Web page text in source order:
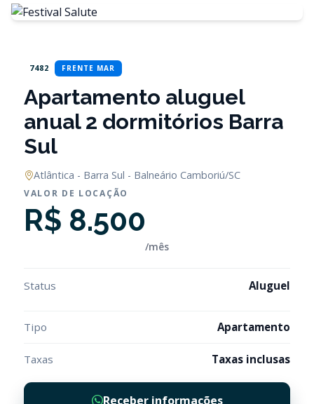
7482 FRENTE MAR
Apartamento aluguel
anual 2 dormitórios Barra
Sul
Atlântica - Barra Sul - Balneário Camboriú/SC
VALOR DE LOCAÇÃO
R$ 8.500
/mês
Status Aluguel
Tipo Apartamento
Taxas Taxas inclusas
Receber informações